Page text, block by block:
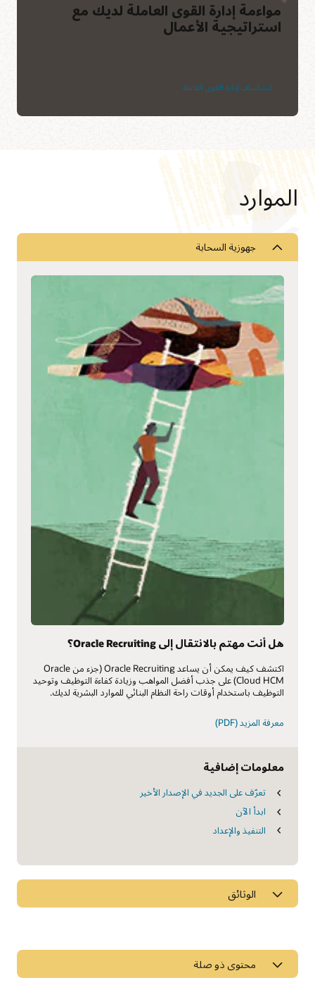
مواءمة إدارة القوى العاملة لديك مع
استراتيجية الأعمال
استكشاف إدارة القوى العاملة
الموارد
جهوزية السحابة
هل أنت مهتم بالانتقال إلى Oracle Recruiting؟
اكتشف كيف يمكن أن يساعد Oracle Recruiting (جزء من Oracle
Cloud HCM) على جذب أفضل المواهب وزيادة كفاءة التوظيف وتوحيد
التوظيف باستخدام أوقات راحة النظام البنائي للموارد البشرية لديك.
معرفة المزيد (PDF)
معلومات إضافية
تعرّف على الجديد في الإصدار الأخير
ابدأ الآن
التنفيذ والإعداد
الوثائق
محتوى ذو صلة